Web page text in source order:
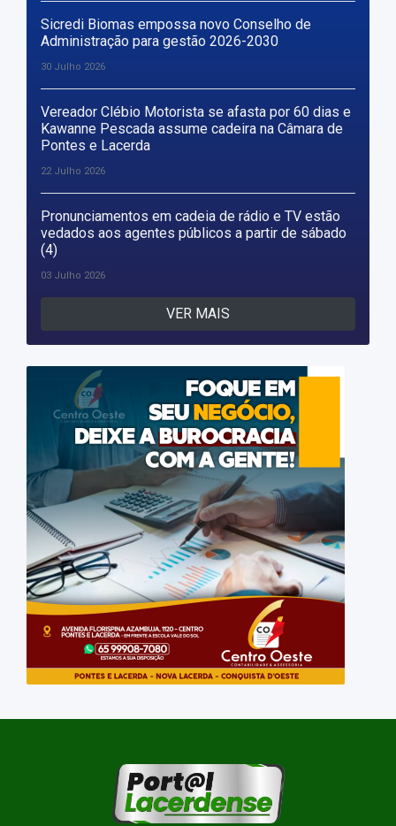
Sicredi Biomas empossa novo Conselho de
Administração para gestão 2026-2030
30 Julho 2026
Vereador Clébio Motorista se afasta por 60 dias e
Kawanne Pescada assume cadeira na Câmara de
Pontes e Lacerda
22 Julho 2026
Pronunciamentos em cadeia de rádio e TV estão
vedados aos agentes públicos a partir de sábado
(4)
03 Julho 2026
VER MAIS